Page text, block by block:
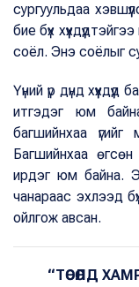
сургуульдаа
бие бүх
соёл. Энэ соёлыг
Үүний үр дүнд
итгэдэг юм
багшийнхаа
Багшийнхаа
ирдэг юм байна.
чанараас эхлээд
ойлгож авсан.
“ТӨСӨЛД